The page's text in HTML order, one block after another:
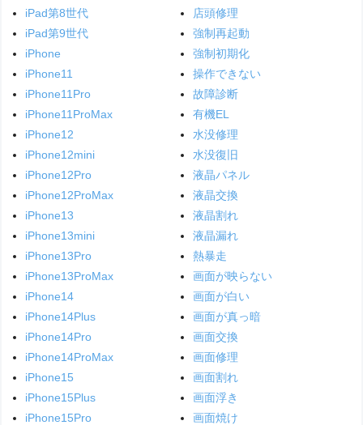
iPad第8世代
iPad第9世代
iPhone
iPhone11
iPhone11Pro
iPhone11ProMax
iPhone12
iPhone12mini
iPhone12Pro
iPhone12ProMax
iPhone13
iPhone13mini
iPhone13Pro
iPhone13ProMax
iPhone14
iPhone14Plus
iPhone14Pro
iPhone14ProMax
iPhone15
iPhone15Plus
iPhone15Pro
店頭修理
強制再起動
強制初期化
操作できない
故障診断
有機EL
水没修理
水没復旧
液晶パネル
液晶交換
液晶割れ
液晶漏れ
熱暴走
画面が映らない
画面が白い
画面が真っ暗
画面交換
画面修理
画面割れ
画面浮き
画面焼け